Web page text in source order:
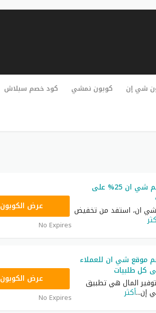
شي إن كوبون نمشي كود خصم سبلاش
أقوى كود خصم شي ان 25% على
ان، استفد من تخفيض
عرض الكوبون
No Expires
موقع شي ان للعملاء
المال هي تطبيق
إن...أكثر
عرض الكوبون
No Expires